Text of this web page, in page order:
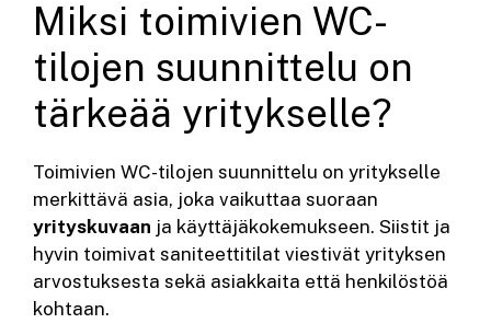
Miksi toimivien WC-
tilojen suunnittelu on
tärkeää yritykselle?
Toimivien WC-tilojen suunnittelu on yritykselle
merkittävä asia, joka vaikuttaa suoraan
yrityskuvaan ja käyttäjäkokemukseen. Siistit ja
hyvin toimivat saniteettitilat viestivät yrityksen
arvostuksesta sekä asiakkaita että henkilöstöä
kohtaan.